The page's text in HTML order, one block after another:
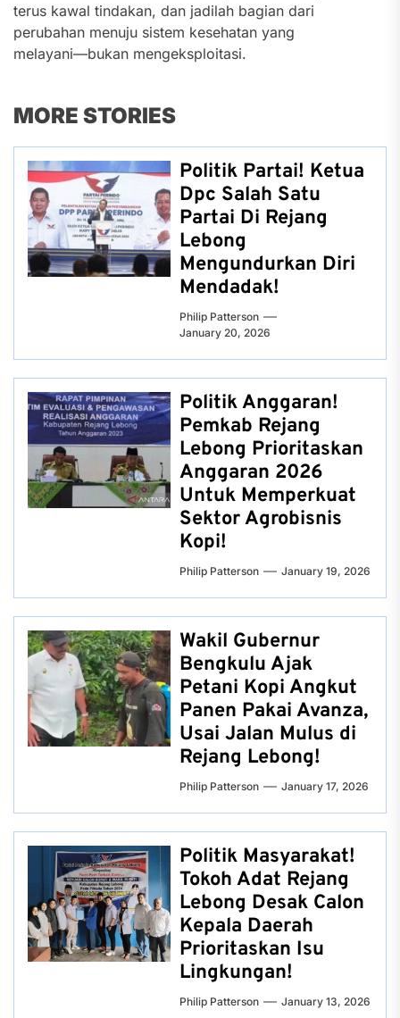
terus kawal tindakan, dan jadilah bagian dari
perubahan menuju sistem kesehatan yang
melayani—bukan mengeksploitasi.
MORE STORIES
Politik Partai! Ketua
Dpc Salah Satu
Partai Di Rejang
Lebong
Mengundurkan Diri
Mendadak!
Philip Patterson
January 20, 2026
Politik Anggaran!
Pemkab Rejang
Lebong Prioritaskan
Anggaran 2026
Untuk Memperkuat
Sektor Agrobisnis
Kopi!
Philip Patterson January 19, 2026
Wakil Gubernur
Bengkulu Ajak
Petani Kopi Angkut
Panen Pakai Avanza,
Usai Jalan Mulus di
Rejang Lebong!
Philip Patterson January 17, 2026
Politik Masyarakat!
Tokoh Adat Rejang
Lebong Desak Calon
Kepala Daerah
Prioritaskan Isu
Lingkungan!
Philip Patterson January 13, 2026